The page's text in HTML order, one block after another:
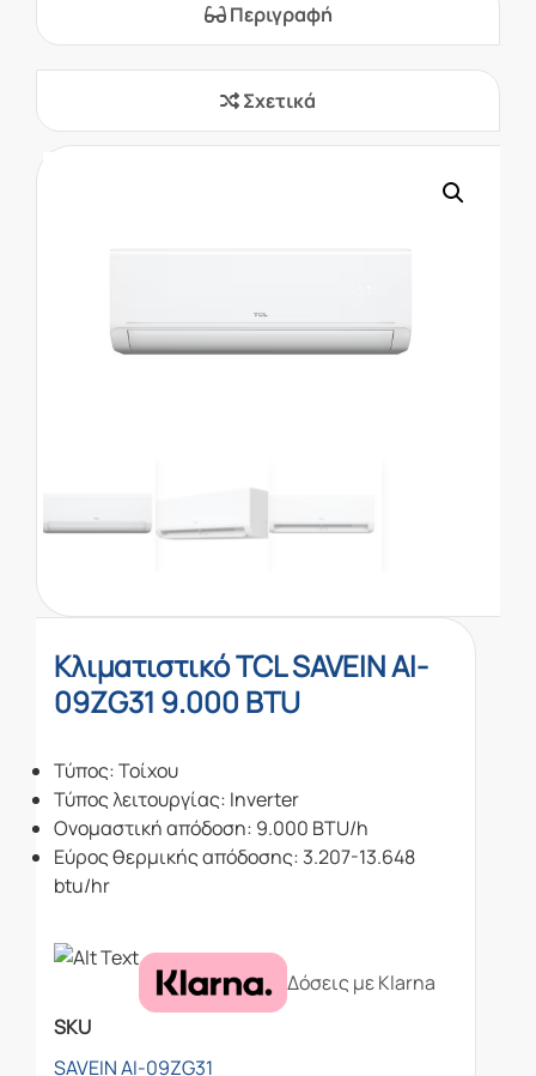
Περιγραφή
Σχετικά
Κλιματιστικό TCL SAVEIN AI-
09ZG31 9.000 BTU
Τύπος: Τοίχου
Τύπος λειτουργίας: Inverter
Ονομαστική απόδοση: 9.000 BTU/h
Εύρος θερμικής απόδοσης: 3.207-13.648
btu/hr
Δόσεις με Klarna
SKU
SAVEIN AI-09ZG31